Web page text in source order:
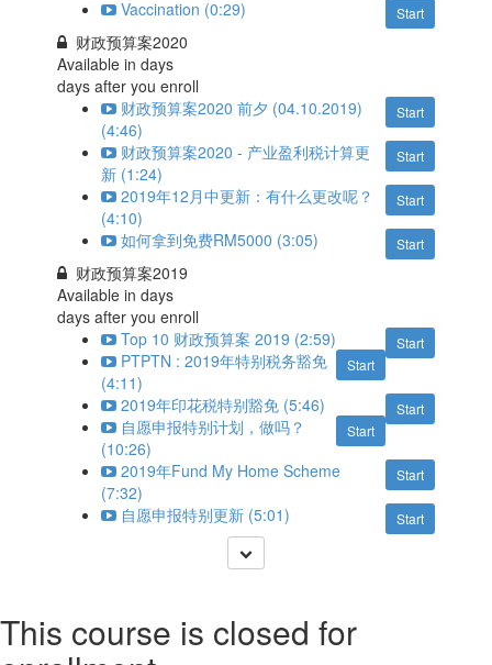
Start
Vaccination (0:29)
财政预算案2020
Available indays
days after you enroll
Start
财政预算案2020 前夕 (04.10.2019)
(4:46)
Start
财政预算案2020 - 产业盈利税计算更
新 (1:24)
Start
2019年12月中更新：有什么更改呢？
(4:10)
Start
如何拿到免费RM5000 (3:05)
财政预算案2019
Available indays
days after you enroll
Start
Top 10 财政预算案 2019 (2:59)
Start
PTPTN : 2019年特别税务豁免
(4:11)
Start
2019年印花税特别豁免 (5:46)
Start
自愿申报特别计划，做吗？
(10:26)
Start
2019年Fund My Home Scheme
(7:32)
Start
自愿申报特别更新 (5:01)
This course is closed for